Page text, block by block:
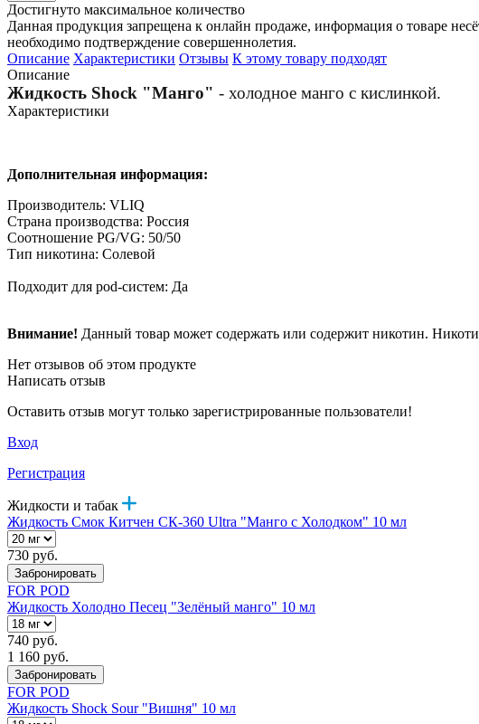
Достигнуто максимальное количество
Данная продукция запрещена к онлайн продаже, информация о товаре
необходимо подтверждение совершеннолетия.
Описание Характеристики Отзывы К этому товару подходят
Описание
Жидкость Shock "Манго" - холодное манго с кислинкой.
Характеристики
Дополнительная информация:
Производитель: VLIQ
Страна производства: Россия
Соотношение PG/VG: 50/50
Тип никотина: Солевой
Подходит для pod-систем: Да
Внимание! Данный товар может содержать или содержит никотин.
Нет отзывов об этом продукте
Написать отзыв
Оставить отзыв могут только зарегистрированные пользователи!
Вход
Регистрация
Жидкости и табак
Жидкость Смок Китчен СК-360 Ultra "Манго с Холодком" 10 мл
730 руб.
Забронировать
FOR POD
Жидкость Холодно Песец "Зелёный манго" 10 мл
740 руб.
1 160 руб.
Забронировать
FOR POD
Жидкость Shock Sour "Вишня" 10 мл